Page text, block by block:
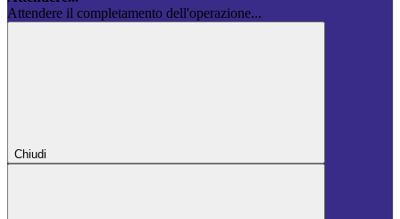
Attendere il completamento dell'operazione...
Chiudi